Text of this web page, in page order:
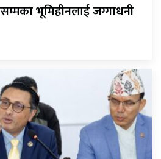
भूमिहीनलाई जग्गाधनी